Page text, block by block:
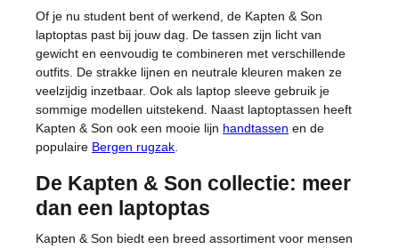
Of je nu student bent of werkend, de Kapten & Son
laptoptas past bij jouw dag. De tassen zijn licht van
gewicht en eenvoudig te combineren met verschillende
outfits. De strakke lijnen en neutrale kleuren maken ze
veelzijdig inzetbaar. Ook als laptop sleeve gebruik je
sommige modellen uitstekend. Naast laptoptassen heeft
Kapten & Son ook een mooie lijn handtassen en de
populaire Bergen rugzak
De Kapten & Son collectie: meer
dan een laptoptas
Kapten & Son biedt een breed assortiment voor mensen